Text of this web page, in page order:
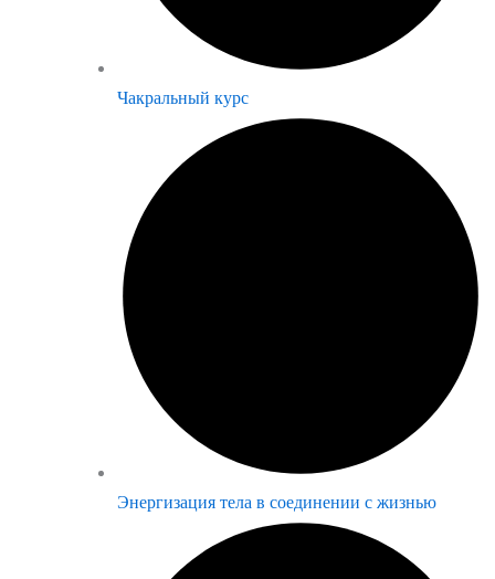
Чакральный курс
Энергизация тела в соединении с жизнью